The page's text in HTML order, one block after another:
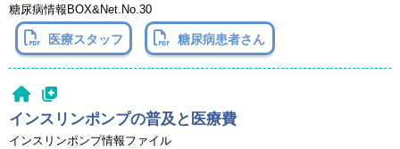
糖尿病情報BOX&Net.No.30
医療スタッフ 糖尿病患者さん
インスリンポンプの普及と医療費
インスリンポンプ情報ファイル